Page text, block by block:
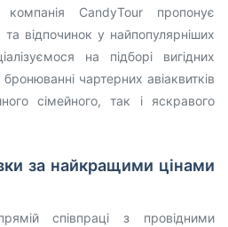
компанія CandyTour пропонує
та відпочинок у найпопулярніших
на підборі вигідних
чартерних авіаквитків
сімейного, так і яскравого
за найкращими цінами
співпраці з провідними